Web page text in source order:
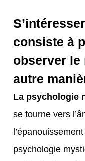
consiste à
observer le
autre
La psychologie
se tourne vers
psychologie